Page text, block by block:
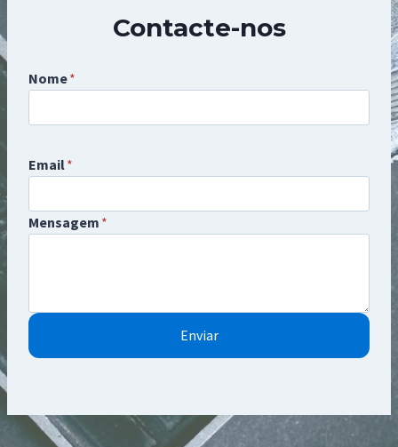
Contacte-nos
Nome*
Email*
Mensagem *
Enviar